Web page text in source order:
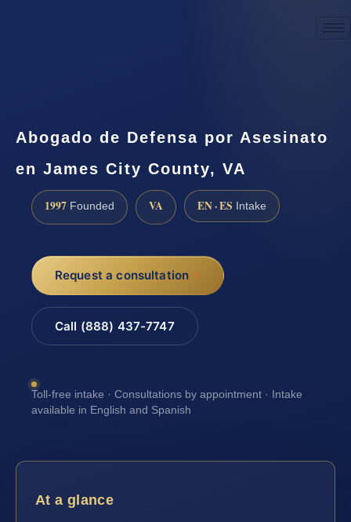
Abogado de Defensa por Asesinato
en James City County, VA
1997 Founded VA EN · ES Intake
Request a consultation
Call (888) 437-7747
Toll-free intake · Consultations by appointment · Intake
available in English and Spanish
At a glance